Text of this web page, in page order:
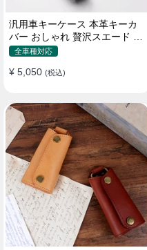
汎用車キーケース 本革キーカ
バー おしゃれ 贅沢スエード 格
好良いデザイン
全車種対応
¥ 5,050 (税込)